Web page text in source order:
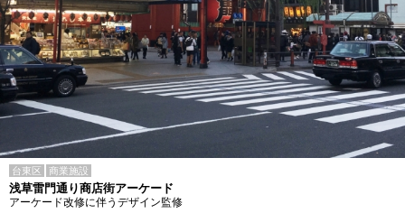
台東区 商業施設
浅草雷門通り商店街アーケード
アーケード改修に伴うデザイン監修